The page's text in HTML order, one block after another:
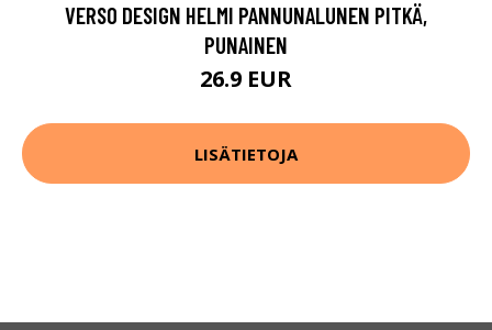
VERSO DESIGN HELMI PANNUNALUNEN PITKÄ,
PUNAINEN
26.9 EUR
LISÄTIETOJA